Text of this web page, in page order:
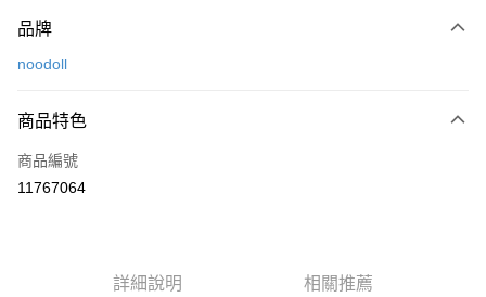
信用卡一次付款
運送方式
付款後全家取貨
品牌
noodoll
商品特色
商品編號
11767064
詳細說明 相關推薦